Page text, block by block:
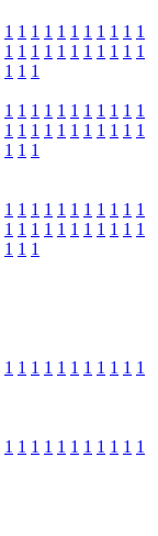
1 1 1 1 1 1 1 1 1 1 1
1 1 1 1 1 1 1 1 1 1 1
1 1 1
1 1 1 1 1 1 1 1 1 1 1
1 1 1 1 1 1 1 1 1 1 1
1 1 1
1 1 1 1 1 1 1 1 1 1 1
1 1 1 1 1 1 1 1 1 1 1
1 1 1
1 1 1 1 1 1 1 1 1 1 1
1 1 1 1 1 1 1 1 1 1 1